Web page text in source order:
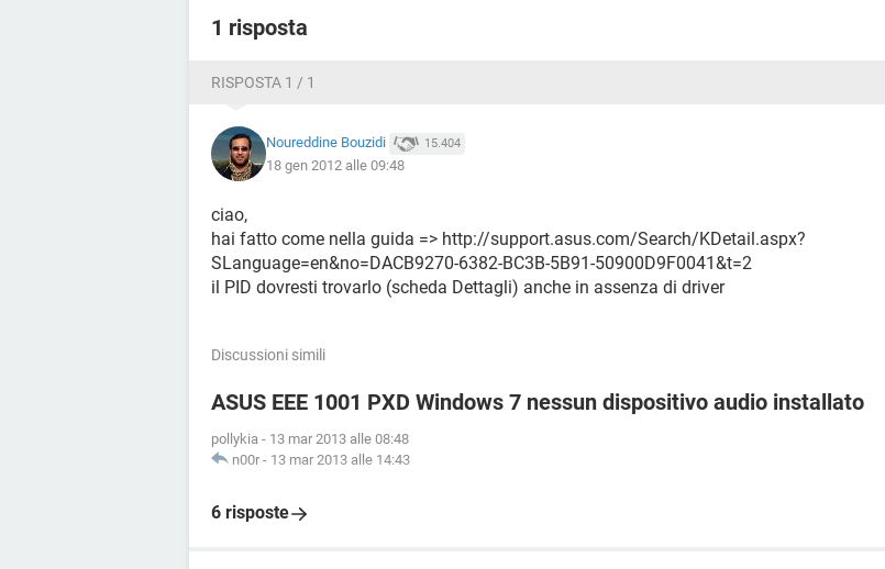
1 risposta
RISPOSTA 1 / 1
Noureddine Bouzidi 15.404
18 gen 2012 alle 09:48
ciao,
hai fatto come nella guida => http://support.asus.com/Search/KDetail.aspx?
SLanguage=en&no=DACB9270-6382-BC3B-5B91-50900D9F0041&t=2
il PID dovresti trovarlo (scheda Dettagli) anche in assenza di driver
Discussioni simili
ASUS EEE 1001 PXD Windows 7 nessun dispositivo audio installato
pollykia - 13 mar 2013 alle 08:48
n00r - 13 mar 2013 alle 14:43
6 risposte